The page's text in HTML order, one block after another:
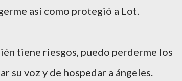
así como protegió a Lot.
tiene riesgos, puedo perderme los
su voz y de hospedar a ángeles.